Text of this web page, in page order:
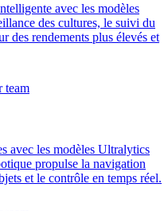
avec les modèles
des cultures, le suivi du
des rendements plus élevés et
avec les modèles Ultralytics
propulse la navigation
et le contrôle en temps réel.